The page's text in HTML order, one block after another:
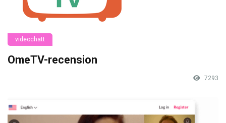
videochatt
OmeTV-recension
7293